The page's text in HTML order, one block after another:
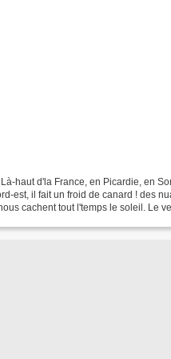
haut d'la France, en Picardie, en
est, il fait un froid de canard ! des
cachent tout l'temps le soleil. Le